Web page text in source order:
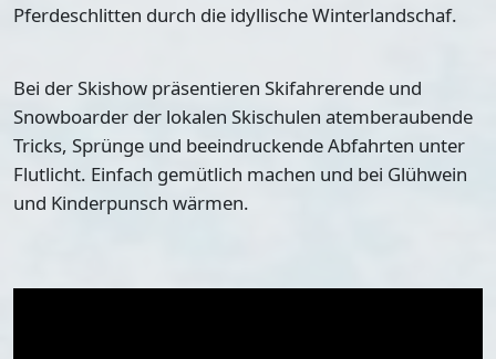
Pferdeschlitten durch die idyllische Winterlandschaf.
Bei derSkishow präsentieren Skifahrerende und
Snowboarder der lokalen Skischulen atemberaubende
Tricks, Sprünge und beeindruckende Abfahrten unter
Flutlicht. Einfach gemütlich machen und bei Glühwein
und Kinderpunsch wärmen.